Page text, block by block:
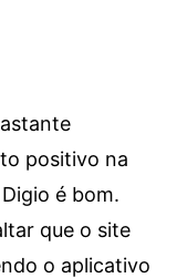
positivo na
é bom.
que o site
o aplicativo